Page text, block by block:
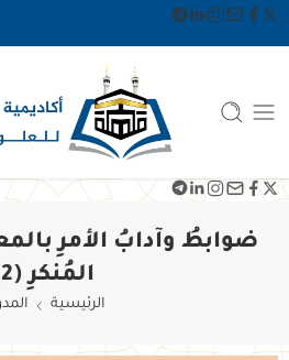
ضوابطُ وآدابُ الأمرِ
المُنكرِ (2)
الرئيسية